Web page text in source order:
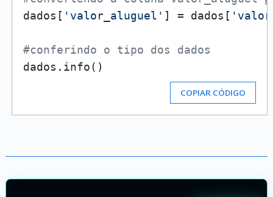
dados[ 'valor_aluguel' ] = dados[
#conferindo o tipo dos dados
COPIAR CÓDIGO